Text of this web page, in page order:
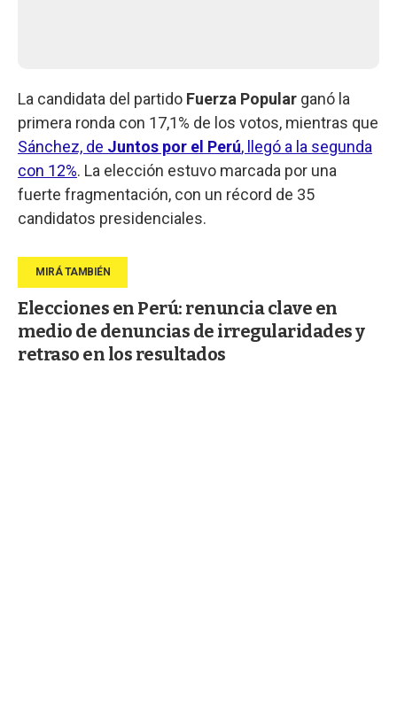
La candidata del partido Fuerza Popular ganó la
primera ronda con 17,1% de los votos, mientras que
Sánchez, de Juntos por el Perú, llegó a la segunda
con 12%. La elección estuvo marcada por una
fuerte fragmentación, con un récord de 35
candidatos presidenciales.
Elecciones en Perú: renuncia clave en
medio de denuncias de irregularidades y
retraso en los resultados